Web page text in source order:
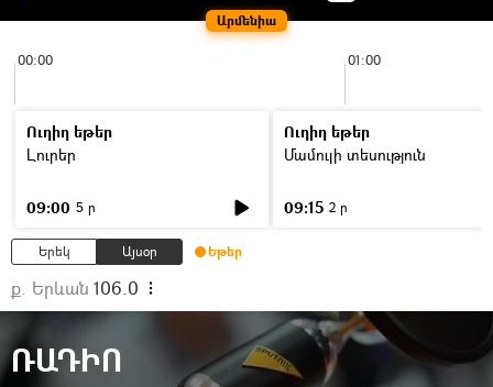
Արմենիա
00:00 01:00
Ուղիղ եթեր
Լուրեր
09:00 5 ր
Ուղիղ եթեր
Մամուլի տեսություն
09:15 2 ր
Երեկ Այսօր Եթեր
ք. Երևան 106.0
ՌԱԴԻՈ